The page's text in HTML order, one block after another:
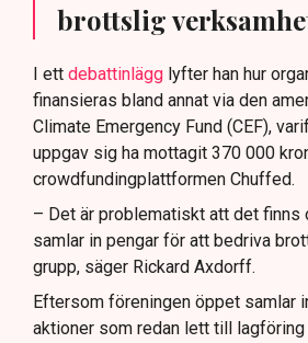
brottslig
I ett debattinlägg lyfter han hur
finansieras bland annat via den
Climate Emergency Fund (CEF),
uppgav sig ha mottagit 370 000
crowdfundingplattformen Chuffed.
– Det är problematiskt att det finns
samlar in pengar för att bedriva
grupp, säger Rickard Axdorff.
Eftersom föreningen öppet samlar
aktioner som redan lett till